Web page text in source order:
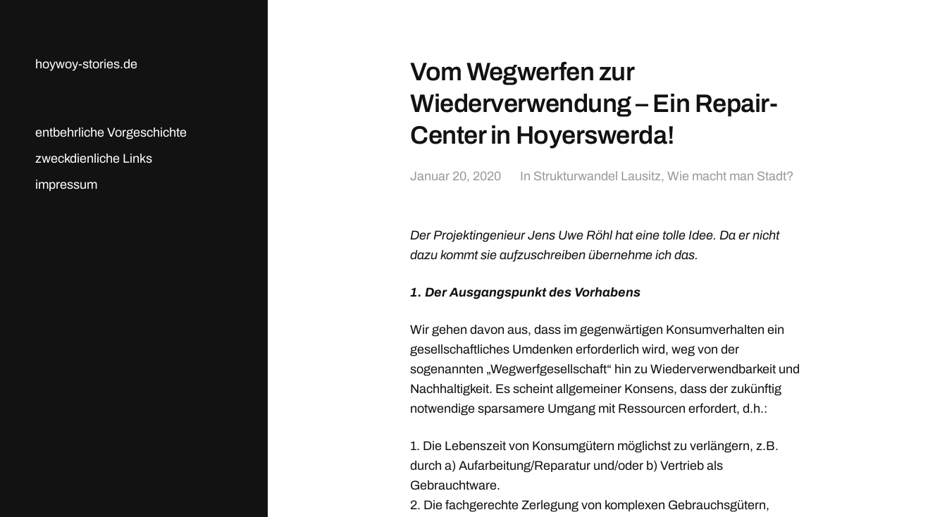
hoywoy-stories.de
entbehrliche Vorgeschichte
zweckdienliche Links
impressum
Vom Wegwerfen zur
Wiederverwendung – Ein Repair-
Center in Hoyerswerda!
Januar 20, 2020 In Strukturwandel Lausitz, Wie macht man Stadt?
Der Projektingenieur Jens Uwe Röhl hat eine tolle Idee. Da er nicht
dazu kommt sie aufzuschreiben übernehme ich das.
1. Der Ausgangspunkt des Vorhabens
Wir gehen davon aus, dass im gegenwärtigen Konsumverhalten ein
gesellschaftliches Umdenken erforderlich wird, weg von der
sogenannten „Wegwerfgesellschaft“ hin zu Wiederverwendbarkeit und
Nachhaltigkeit. Es scheint allgemeiner Konsens, dass der zukünftig
notwendige sparsamere Umgang mit Ressourcen erfordert, d.h.:
1. Die Lebenszeit von Konsumgütern möglichst zu verlängern, z.B.
durch a) Aufarbeitung/Reparatur und/oder b) Vertrieb als
Gebrauchtware.
2. Die fachgerechte Zerlegung von komplexen Gebrauchsgütern,